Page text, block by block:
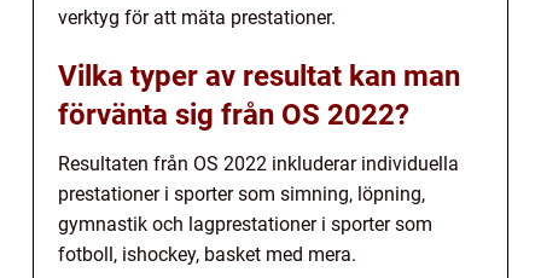
verktyg för att mäta prestationer.
Vilka typer av resultat kan man
förvänta sig från OS 2022?
Resultaten från OS 2022 inkluderar individuella
prestationer i sporter som simning, löpning,
gymnastik och lagprestationer i sporter som
fotboll, ishockey, basket med mera.